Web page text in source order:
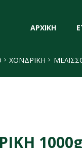
ΑΡΧΙΚΗ
ΧΟΝΔΡΙΚΉ